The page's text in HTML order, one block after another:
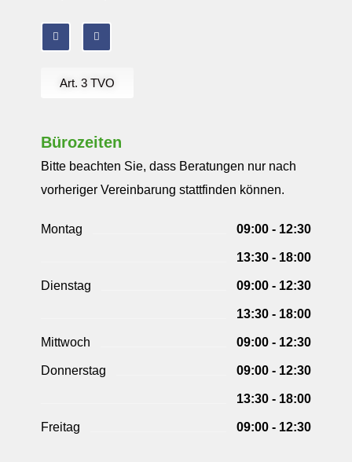
Art. 3 TVO
Bürozeiten
Bitte beachten Sie, dass Beratungen nur nach
vorheriger Vereinbarung stattfinden können.
Montag 09:00 - 12:30
13:30 - 18:00
Dienstag 09:00 - 12:30
13:30 - 18:00
Mittwoch 09:00 - 12:30
Donnerstag 09:00 - 12:30
13:30 - 18:00
Freitag 09:00 - 12:30